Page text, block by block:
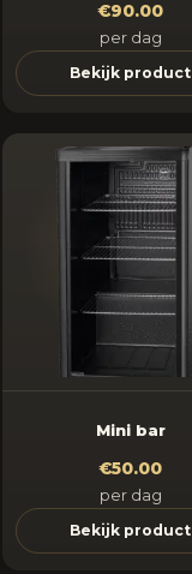
€90.00
per dag
Bekijk product
Mini bar
€50.00
per dag
Bekijk product